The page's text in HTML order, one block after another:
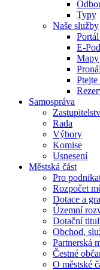
Typy
Naše služby
E-
Mapy
Ptejte
Samospráva
Rada
Výbory
Komise
Usnesení
Městská část
Pro
Rozpočet
Dotace a
Územní
Dotační
Obchod,
Partnerská
Čestné
O městské